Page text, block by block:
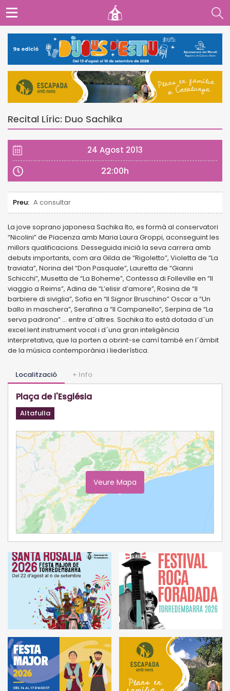
Recital Líric: Duo Sachika
24 Agost 2013
22:00h
Preu: A consultar
La jove soprano japonesa Sachika Ito, es formà al conservatori
“Nicolini” de Piacenza amb Maria Laura Groppi, aconseguint les
millors qualificacions. Desseguida inicià la seva carrera amb
debuts importants, com ara Gilda de “Rigoletto”, Violetta de “La
traviata”, Norina del “Don Pasquale”, Lauretta de “Gianni
Schicchi”, Musetta de “La Boheme”, Contessa di Folleville en “Il
viaggio a Reims”, Adina de “L’elisir d’amore”, Rosina de “Il
barbiere di siviglia”, Sofia en “Il Signor Bruschino” Oscar a “Un
ballo in maschera”, Serafina a “Il Campanello”, Serpina de “La
serva padrona” ... entre d´altres. Sachika Ito està dotada d´un
excel.lent instrument vocal i d´una gran inteligència
interpretativa, que la porten a obrint-se camí també en l´àmbit
de la música contemporània i liederística.
Localització + Info
Plaça de l'Església
Altafulla
Veure Mapa